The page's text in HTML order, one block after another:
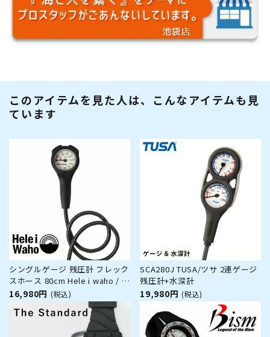
このアイテムを見た人は、こんなアイテムも見
ています
シングルゲージ 残圧計 フレック
スホース 80cm Hele i waho / ヘ
レイワホ ダイビング 重器材 海
スキューバダイビング 軽量モデ
ル 軽い コンパクト 小さい 丈夫
16,980円 (税込)
SCA280J TUSA/ツサ 2連ゲージ
残圧計+水深計
19,980円 (税込)